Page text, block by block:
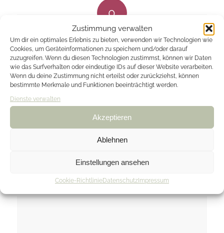
Zustimmung verwalten
Um dir ein optimales Erlebnis zu bieten, verwenden wir Technologien wie
Cookies, um Geräteinformationen zu speichern und/oder darauf
zuzugreifen. Wenn du diesen Technologien zustimmst, können wir Daten
wie das Surfverhalten oder eindeutige IDs auf dieser Website verarbeiten.
Wenn du deine Zustimmung nicht erteilst oder zurückziehst, können
bestimmte Merkmale und Funktionen beeinträchtigt werden.
Dienste verwalten
Akzeptieren
Ablehnen
Einstellungen ansehen
Cookie-RichtlinieDatenschutz Impressum
0
KOMMENTARE
Hinterlasse einen Kommentar
An der Diskussion beteiligen?
Hinterlasse uns deinen Kommentar!
Name*